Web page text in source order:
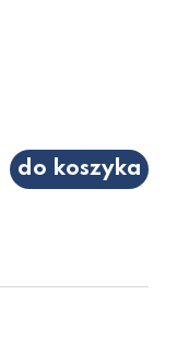
do koszyka